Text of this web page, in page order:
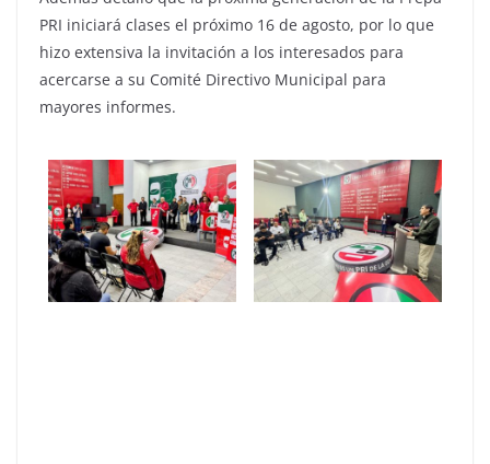
PRI iniciará clases el próximo 16 de agosto, por lo que
hizo extensiva la invitación a los interesados para
acercarse a su Comité Directivo Municipal para
mayores informes.